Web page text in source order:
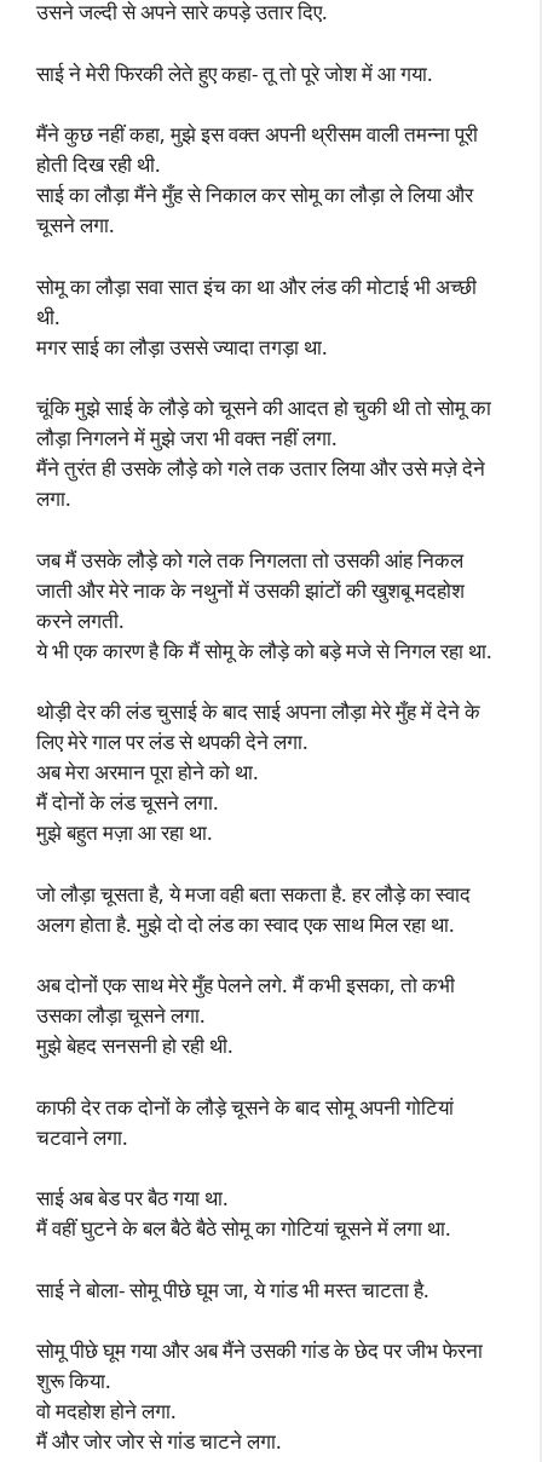
उसने जल्दी से अपने सारे कपड़े उतार दिए.
साई ने मेरी फिरकी लेते हुए कहा- तू तो पूरे जोश में आ गया.
मैंने कुछ नहीं कहा, मुझे इस वक्त अपनी थ्रीसम वाली तमन्ना पूरी
होती दिख रही थी.
साई का लौड़ा मैंने मुँह से निकाल कर सोमू का लौड़ा ले लिया और
चूसने लगा.
सोमू का लौड़ा सवा सात इंच का था और लंड की मोटाई भी अच्छी
थी.
मगर साई का लौड़ा उससे ज्यादा तगड़ा था.
चूंकि मुझे साई के लौड़े को चूसने की आदत हो चुकी थी तो सोमू का
लौड़ा निगलने में मुझे जरा भी वक्त नहीं लगा.
मैंने तुरंत ही उसके लौड़े को गले तक उतार लिया और उसे मज़े देने
लगा.
जब मैं उसके लौड़े को गले तक निगलता तो उसकी आंह निकल
जाती और मेरे नाक के नथुनों में उसकी झांटों की खुशबू मदहोश
करने लगती.
ये भी एक कारण है कि मैं सोमू के लौड़े को बड़े मजे से निगल रहा था.
थोड़ी देर की लंड चुसाई के बाद साई अपना लौड़ा मेरे मुँह में देने के
लिए मेरे गाल पर लंड से थपकी देने लगा.
अब मेरा अरमान पूरा होने को था.
मैं दोनों के लंड चूसने लगा.
मुझे बहुत मज़ा आ रहा था.
जो लौड़ा चूसता है, ये मजा वही बता सकता है. हर लौड़े का स्वाद
अलग होता है. मुझे दो दो लंड का स्वाद एक साथ मिल रहा था.
अब दोनों एक साथ मेरे मुँह पेलने लगे. मैं कभी इसका, तो कभी
उसका लौड़ा चूसने लगा.
मुझे बेहद सनसनी हो रही थी.
काफी देर तक दोनों के लौड़े चूसने के बाद सोमू अपनी गोटियां
चटवाने लगा.
साई अब बेड पर बैठ गया था.
मैं वहीं घुटने के बल बैठे बैठे सोमू का गोटियां चूसने में लगा था.
साई ने बोला- सोमू पीछे घूम जा, ये गांड भी मस्त चाटता है.
सोमू पीछे घूम गया और अब मैंने उसकी गांड के छेद पर जीभ फेरना
शुरू किया.
वो मदहोश होने लगा.
मैं और जोर जोर से गांड चाटने लगा.